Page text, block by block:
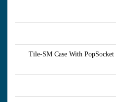
Tile-SM Case With